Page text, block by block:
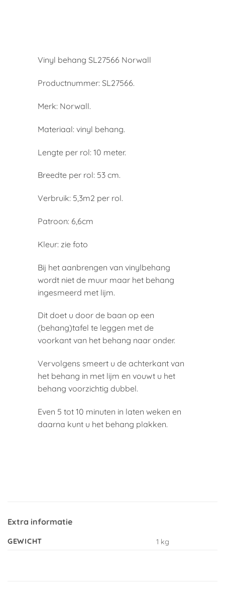
Vinyl behang SL27566 Norwall
Productnummer: SL27566.
Merk: Norwall.
Materiaal: vinyl behang.
Lengte per rol: 10 meter.
Breedte per rol: 53 cm.
Verbruik: 5,3m2 per rol.
Patroon: 6,6cm
Kleur: zie foto
Bij het aanbrengen van vinylbehang
wordt niet de muur maar het behang
ingesmeerd met lijm.
Dit doet u door de baan op een
(behang)tafel te leggen met de
voorkant van het behang naar onder.
Vervolgens smeert u de achterkant van
het behang in met lijm en vouwt u het
behang voorzichtig dubbel.
Even 5 tot 10 minuten in laten weken en
daarna kunt u het behang plakken.
Extra informatie
GEWICHT 1 kg